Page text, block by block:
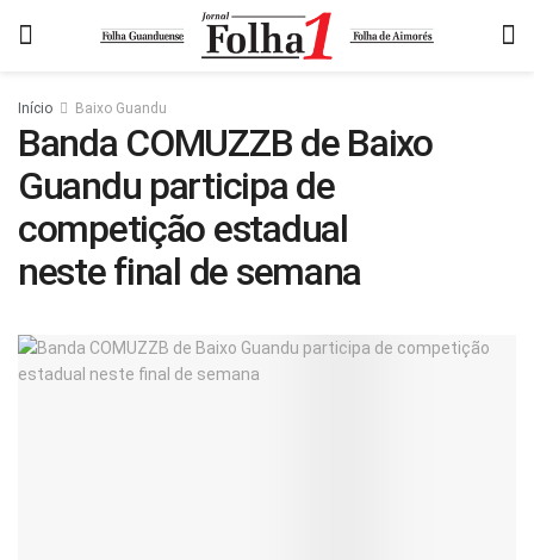
Início Baixo Guandu
Banda COMUZZB de Baixo
Guandu participa de
competição estadual
neste final de semana